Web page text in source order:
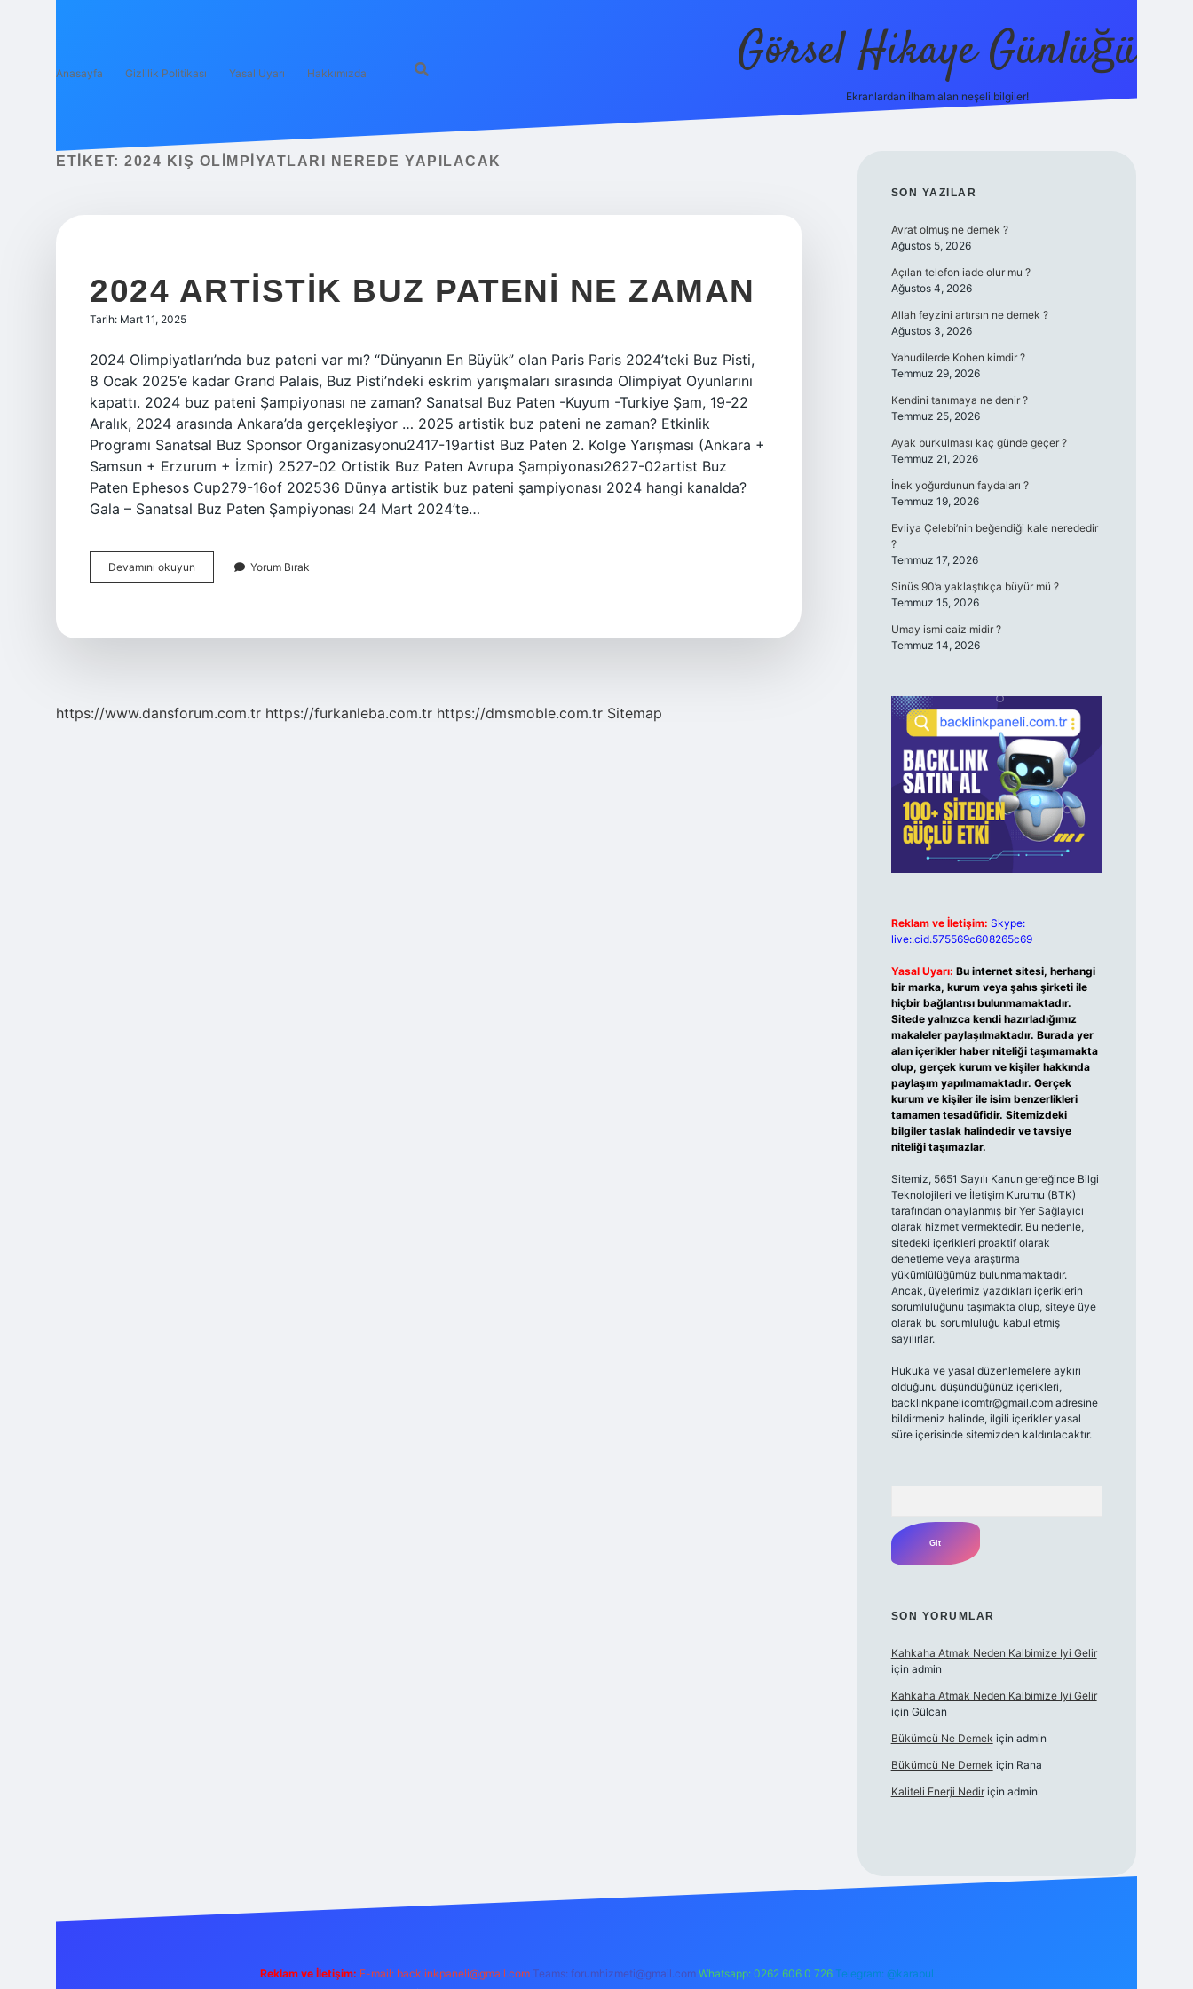
Anasayfa Gizlilik Politikası Yasal Uyarı Hakkımızda Görsel Hikaye Günlüğü
Ekranlardan ilham alan neşeli bilgiler!
ETIKET: 2024 KIŞ OLIMPIYATLARI NEREDE YAPILACAK
2024 ARTISTIK BUZ PATENI NE ZAMAN
Tarih: Mart 11, 2025
2024 Olimpiyatları’nda buz pateni var mı? “Dünyanın En Büyük” olan Paris Paris 2024’teki Buz Pisti,
8 Ocak 2025’e kadar Grand Palais, Buz Pisti’ndeki eskrim yarışmaları sırasında Olimpiyat Oyunlarını
kapattı. 2024 buz pateni Şampiyonası ne zaman? Sanatsal Buz Paten -Kuyum -Turkiye Şam, 19-22
Aralık, 2024 arasında Ankara’da gerçekleşiyor … 2025 artistik buz pateni ne zaman? Etkinlik
Programı Sanatsal Buz Sponsor Organizasyonu2417-19artist Buz Paten 2. Kolge Yarışması (Ankara +
Samsun + Erzurum + İzmir) 2527-02 Ortistik Buz Paten Avrupa Şampiyonası2627-02artist Buz
Paten Ephesos Cup279-16of 202536 Dünya artistik buz pateni şampiyonası 2024 hangi kanalda?
Gala – Sanatsal Buz Paten Şampiyonası 24 Mart 2024’te…
Devamını okuyun
Artistik
Yorum Bırak
https://www.dansforum.com.tr https://furkanleba.com.tr https://dmsmoble.com.tr Sitemap
SIDEBAR
SON YAZILAR
Avrat olmuş ne demek ?
Ağustos 5, 2026
Açılan telefon iade olur mu ?
Ağustos 4, 2026
Allah feyzini artırsın ne demek ?
Ağustos 3, 2026
Yahudilerde Kohen kimdir ?
Temmuz 29, 2026
Kendini tanımaya ne denir ?
Temmuz 25, 2026
Ayak burkulması kaç günde geçer ?
Temmuz 21, 2026
İnek yoğurdunun faydaları ?
Temmuz 19, 2026
Evliya Çelebi’nin beğendiği kale nerededir
?
Temmuz 17, 2026
Sinüs 90’a yaklaştıkça büyür mü ?
Temmuz 15, 2026
Umay ismi caiz midir ?
Temmuz 14, 2026
Reklam ve İletişim: Skype:
live:.cid.575569c608265c69
Yasal Uyarı: Bu internet sitesi, herhangi
bir marka, kurum veya şahıs şirketi ile
hiçbir bağlantısı bulunmamaktadır.
Sitede yalnızca kendi hazırladığımız
makaleler paylaşılmaktadır. Burada yer
alan içerikler haber niteliği taşımamakta
olup, gerçek kurum ve kişiler hakkında
paylaşım yapılmamaktadır. Gerçek
kurum ve kişiler ile isim benzerlikleri
tamamen tesadüfidir. Sitemizdeki
bilgiler taslak halindedir ve tavsiye
niteliği taşımazlar.
Sitemiz, 5651 Sayılı Kanun gereğince Bilgi
Teknolojileri ve İletişim Kurumu (BTK)
tarafından onaylanmış bir Yer Sağlayıcı
olarak hizmet vermektedir. Bu nedenle,
sitedeki içerikleri proaktif olarak
denetleme veya araştırma
yükümlülüğümüz bulunmamaktadır.
Ancak, üyelerimiz yazdıkları içeriklerin
sorumluluğunu taşımakta olup, siteye üye
olarak bu sorumluluğu kabul etmiş
sayılırlar.
Hukuka ve yasal düzenlemelere aykırı
olduğunu düşündüğünüz içerikleri,
backlinkpanelicomtr@gmail.comadresine
bildirmeniz halinde, ilgili içerikler yasal
süre içerisinde sitemizden kaldırılacaktır.
SON YORUMLAR
Kahkaha Atmak Neden Kalbimize Iyi Gelir
için admin
Kahkaha Atmak Neden Kalbimize Iyi Gelir
için Gülcan
Bükümcü Ne Demek için admin
Bükümcü Ne Demek için Rana
Kaliteli Enerji Nediriçin admin
Reklam ve İletişim: E-mail: backlinkpaneli@gmail.com Teams: forumhizmeti@gmail.com Whatsapp: 0262 606 0 726 Telegram: @karabul